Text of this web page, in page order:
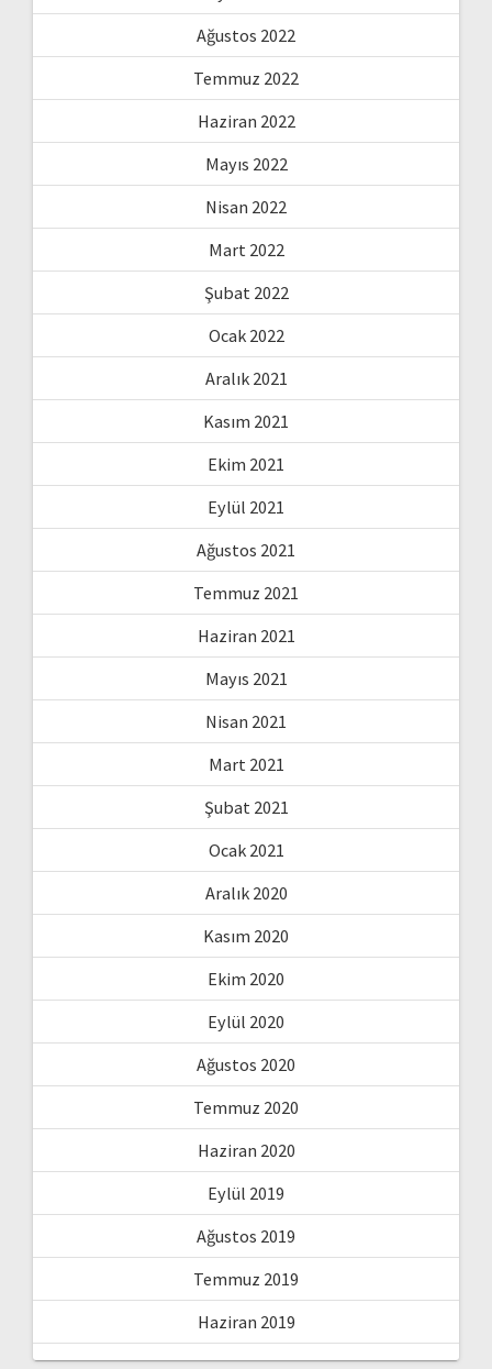
Ağustos 2022
Temmuz 2022
Haziran 2022
Mayıs 2022
Nisan 2022
Mart 2022
Şubat 2022
Ocak 2022
Aralık 2021
Kasım 2021
Ekim 2021
Eylül 2021
Ağustos 2021
Temmuz 2021
Haziran 2021
Mayıs 2021
Nisan 2021
Mart 2021
Şubat 2021
Ocak 2021
Aralık 2020
Kasım 2020
Ekim 2020
Eylül 2020
Ağustos 2020
Temmuz 2020
Haziran 2020
Eylül 2019
Ağustos 2019
Temmuz 2019
Haziran 2019